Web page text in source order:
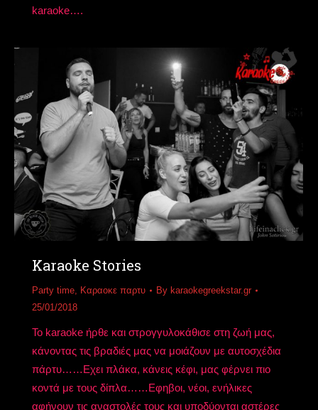
karaoke….
Karaoke Stories
Party time Καραοκε παρτυ By karaokegreekstar.gr
25/01/2018
Το karaoke ήρθε και στρογγυλοκάθισε στη ζωή μας,
κάνοντας τις βραδιές μας να μοιάζουν με αυτοσχέδια
πάρτυ……Εχει πλάκα, κάνεις κέφι, μας φέρνει πιο
κοντά με τους δίπλα……Eφηβοι, νέοι, ενήλικες
αφήνουν τις αναστολές τους και υποδύονται αστέρες